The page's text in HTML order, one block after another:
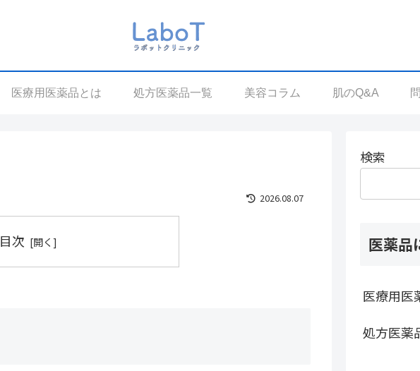
医療用医薬品とは 処方医薬品一覧 美容コラム 肌のQ&A
2026.08.07
目次
検索
医薬品
医療用医
処方医薬